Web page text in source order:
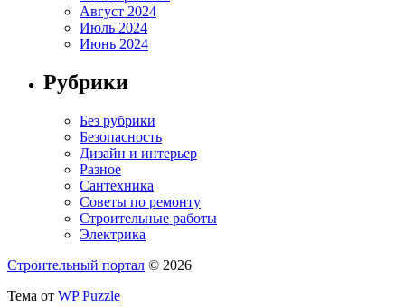
Август 2024
Июль 2024
Июнь 2024
Рубрики
Без рубрики
Безопасность
Дизайн и интерьер
Разное
Сантехника
Советы по ремонту
Строительные работы
Электрика
Строительный портал © 2026
Тема от WP Puzzle